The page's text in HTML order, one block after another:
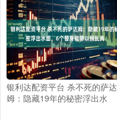
银利达配资平台 杀不死的萨达
姆：隐藏19年的秘密浮出水